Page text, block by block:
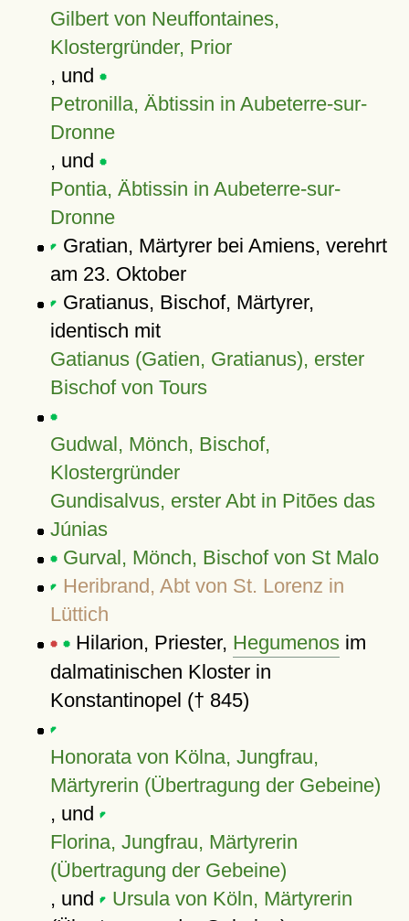
Gilbert von Neuffontaines,
Klostergründer, Prior
, und
Petronilla, Äbtissin in Aubeterre-sur-
Dronne
, und
Pontia, Äbtissin in Aubeterre-sur-
Dronne
Gratian, Märtyrer bei Amiens, verehrt
am 23. Oktober
Gratianus, Bischof, Märtyrer,
identisch mit
Gatianus (Gatien, Gratianus), erster
Bischof von Tours
Gudwal, Mönch, Bischof,
Klostergründer
Gundisalvus, erster Abt in Pitões das
Júnias
Gurval, Mönch, Bischof von St Malo
Heribrand, Abt von St. Lorenz in
Lüttich
Hilarion, Priester, Hegumenosim
dalmatinischen Kloster in
Konstantinopel († 845)
Honorata von Kölna, Jungfrau,
Märtyrerin (Übertragung der Gebeine)
, und
Florina, Jungfrau, Märtyrerin
(Übertragung der Gebeine)
, und
Ursula von Köln, Märtyrerin